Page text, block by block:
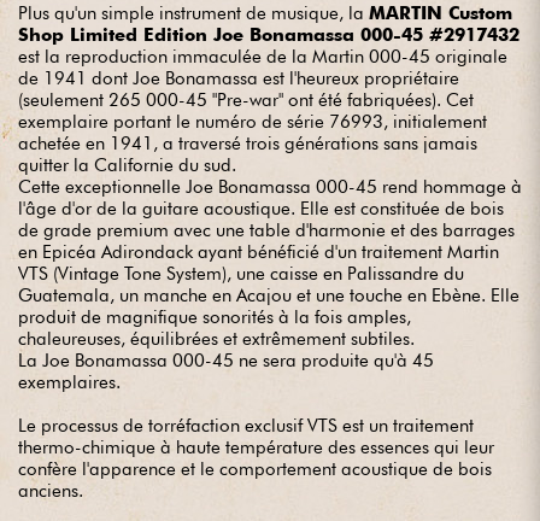
Plus qu'un simple instrument de musique, la MARTIN Custom
Shop Limited Edition Joe Bonamassa 000-45 #2917432
est la reproduction immaculée de la Martin 000-45 originale
de 1941 dont Joe Bonamassa est l'heureux propriétaire
(seulement 265 000-45 "Pre-war" ont été fabriquées). Cet
exemplaire portant le numéro de série 76993, initialement
achetée en 1941, a traversé trois générations sans jamais
quitter la Californie du sud.
Cette exceptionnelle Joe Bonamassa 000-45 rend hommage à
l'âge d'or de la guitare acoustique. Elle est constituée de bois
de grade premium avec une table d'harmonie et des barrages
en Epicéa Adirondack ayant bénéficié d'un traitement Martin
VTS (Vintage Tone System), une caisse en Palissandre du
Guatemala, un manche en Acajou et une touche en Ebène. Elle
produit de magnifique sonorités à la fois amples,
chaleureuses, équilibrées et extrêmement subtiles.
La Joe Bonamassa 000-45 ne sera produite qu'à 45
exemplaires.
Le processus de torréfaction exclusif VTS est un traitement
thermo-chimique à haute température des essences qui leur
confère l'apparence et le comportement acoustique de bois
anciens.